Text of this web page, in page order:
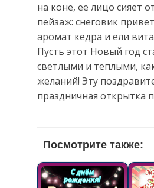
на коне, ее лицо сияет
пейзаж: снеговик
аромат кедра и ели
Пусть этот Новый год
светлыми и теплыми,
желаний! Эту
праздничная открытка
Посмотрите также: